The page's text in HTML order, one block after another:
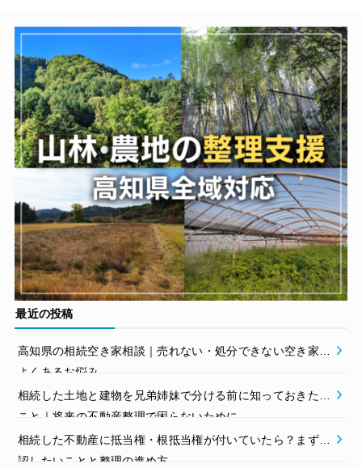
最近の投稿
高知県の相続空き家相談｜売れない・処分できない空き家の
よくあるお悩み
相続した土地と建物を兄弟姉妹で分ける前に知っておきたい
こと｜将来の不動産整理で困らないために
相続した不動産に抵当権・根抵当権が付いていたら？まず確
認したいことと整理の進め方